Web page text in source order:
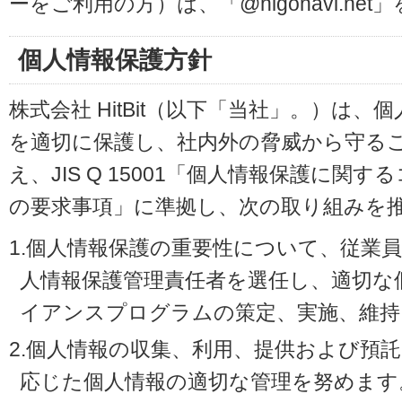
個人情報保護方針
株式会社 HitBit（以下「当社」。）は、
を適切に保護し、社内外の脅威から守る
え、JIS Q 15001「個人情報保護に関す
の要求事項」に準拠し、次の取り組みを
1.個人情報保護の重要性について、従業
人情報保護管理責任者を選任し、適切
イアンスプログラムの策定、実施、維
2.個人情報の収集、利用、提供および預
応じた個人情報の適切な管理を努めま